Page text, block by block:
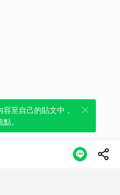
，透過發布貼
至自己的貼文中，
。